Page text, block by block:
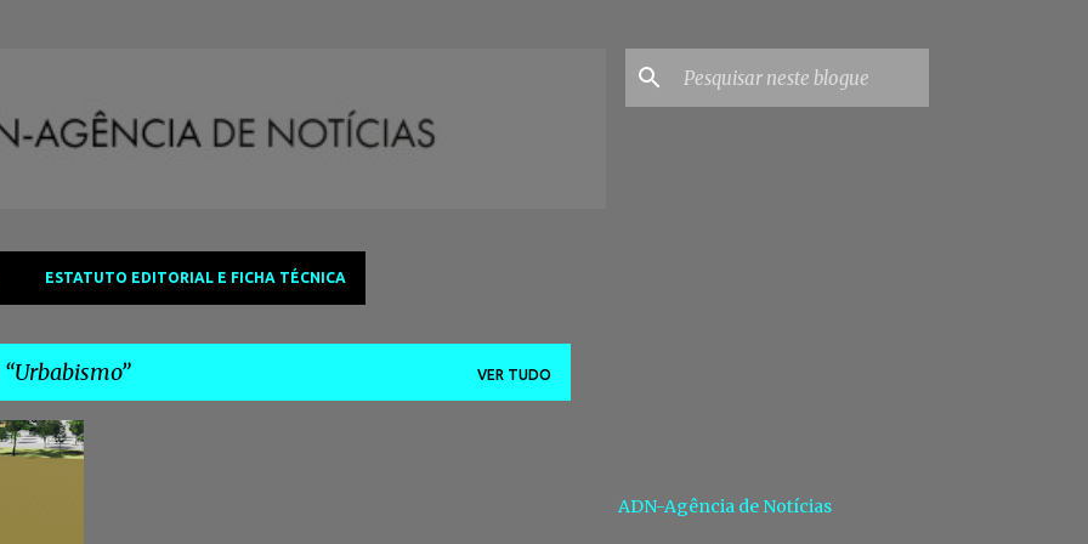
ESTATUTO EDITORIAL E FICHA TÉCNICA
Urbabismo VER TUDO
+
ADN-Agência de Notícias